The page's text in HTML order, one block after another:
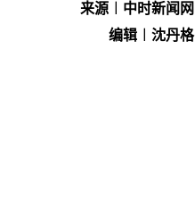
来源︱中时新闻网
编辑︱沈丹格